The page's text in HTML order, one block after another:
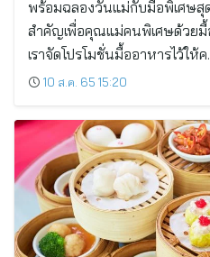
พร้อมฉลองวันแม่กับมื้อพิเศษสุ
สำคัญเพื่อคุณแม่คนพิเศษด้วยมื้
เราจัดโปรโมชั่นมื้ออาหารไว้ให้
10 ส.ค. 65 15:20